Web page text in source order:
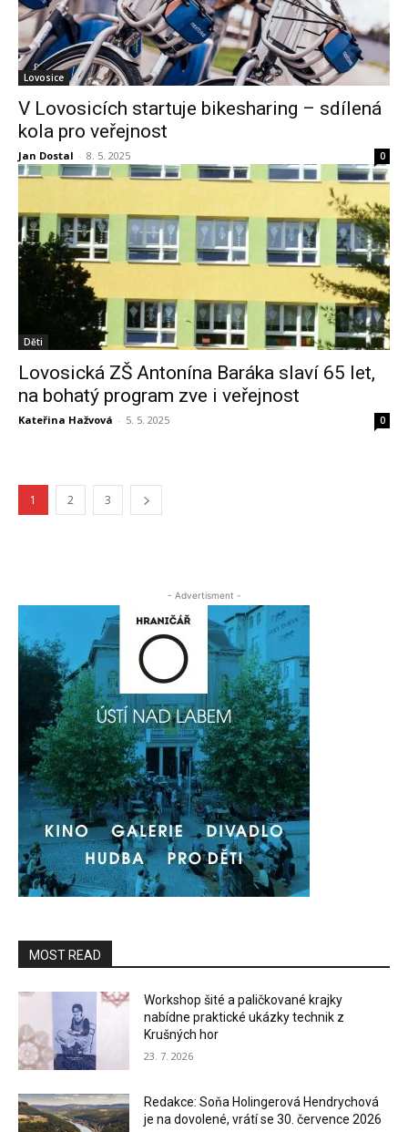
Lovosice
V Lovosicích startuje bikesharing – sdílená
kola pro veřejnost
Jan Dostal - 8. 5. 2025 0
Děti
Lovosická ZŠ Antonína Baráka slaví 65 let,
na bohatý program zve i veřejnost
Kateřina Hažvová - 5. 5. 2025 0
1 2 3
- Advertisment -
MOST READ
Workshop šité a paličkované krajky
nabídne praktické ukázky technik z
Krušných hor
23. 7. 2026
Redakce: Soňa Holingerová Hendrychová
je na dovolené, vrátí se 30. července 2026